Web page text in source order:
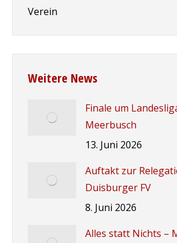
Verein
Weitere News
Finale um
Meerbusch
13. Juni 2026
Auftakt zur
Duisburger FV
8. Juni 2026
Alles statt Nichts –